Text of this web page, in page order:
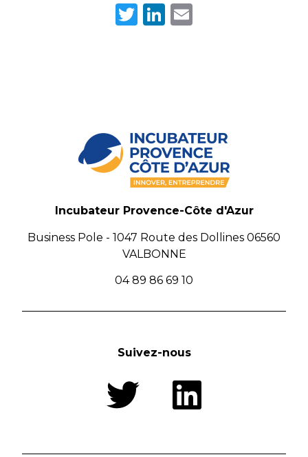
Twitter
LinkedIn
Incubateur Provence-Côte d'Azur
Business Pole - 1047 Route des Dollines 06560
VALBONNE
04 89 86 69 10
Suivez-nous